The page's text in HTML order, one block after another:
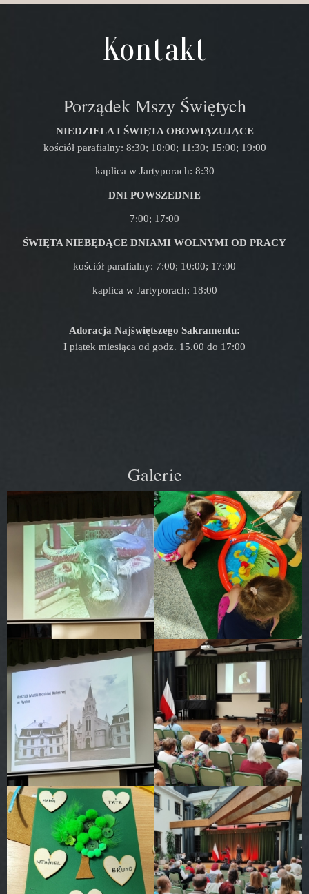
Kontakt
Porządek Mszy Świętych
NIEDZIELA I ŚWIĘTA OBOWIĄZUJĄCE
kościół parafialny: 8:30; 10:00; 11:30; 15:00; 19:00
kaplica w Jartyporach: 8:30
DNI POWSZEDNIE
7:00; 17:00
ŚWIĘTA NIEBĘDĄCE DNIAMI WOLNYMI OD PRACY
kościół parafialny: 7:00; 10:00; 17:00
kaplica w Jartyporach: 18:00
Adoracja Najświętszego Sakramentu:
I piątek miesiąca od godz. 15.00 do 17:00
Galerie